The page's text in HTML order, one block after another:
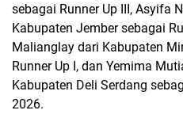
sebagai Runner Up III, Asyifa
Kabupaten Jember sebagai
Malianglay dari Kabupaten
Runner Up I, dan Yemima
Kabupaten Deli Serdang
2026.